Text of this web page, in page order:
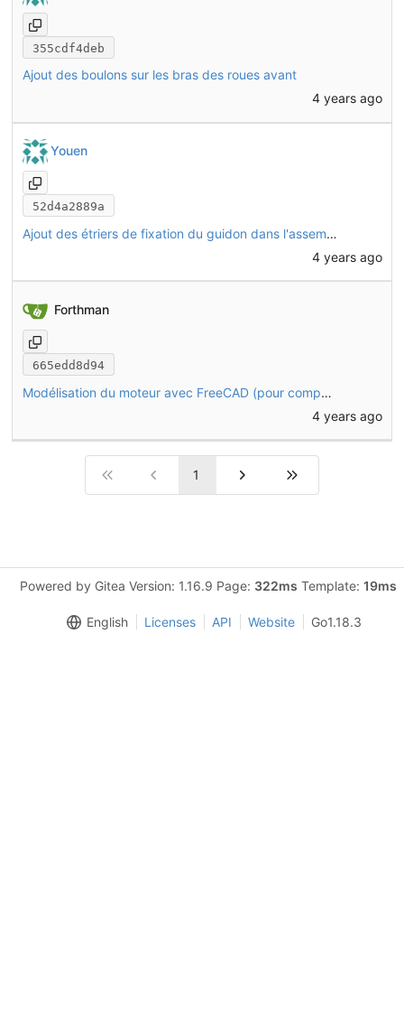
355cdf4deb
Ajout des boulons sur les bras des roues avant
4 years ago
Youen
52d4a2889a
Ajout des étriers de fixation du guidon dans l'assemblage
4 years ago
Forthman
665edd8d94
Modélisation du moteur avec FreeCAD (pour compatibilité TechDraw)
4 years ago
1
Powered by Gitea Version: 1.16.9 Page: 322ms Template: 19ms
English Licenses API Website Go1.18.3